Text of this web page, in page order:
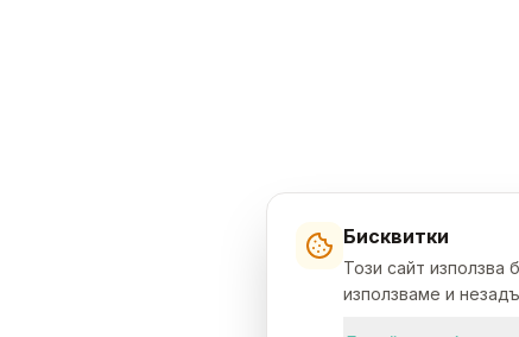
Бисквитки
Този сайт използва
използваме и